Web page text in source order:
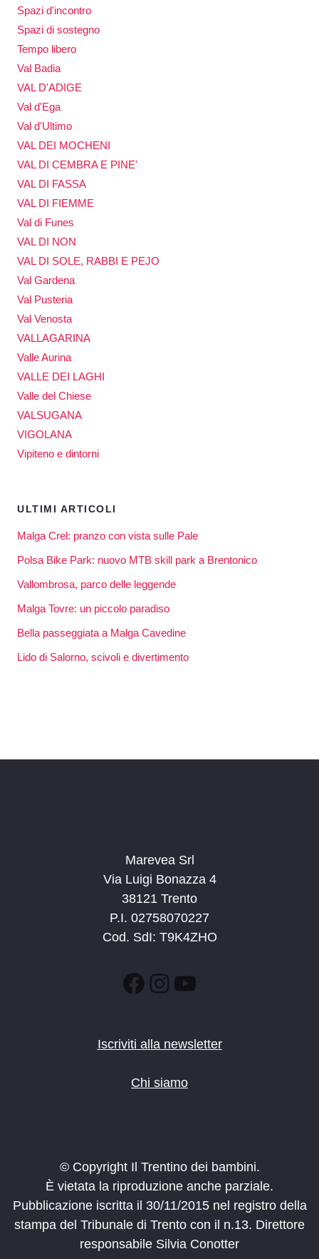
Spazi d'incontro
Spazi di sostegno
Tempo libero
Val Badia
VAL D'ADIGE
Val d'Ega
Val d'Ultimo
VAL DEI MOCHENI
VAL DI CEMBRA E PINE'
VAL DI FASSA
VAL DI FIEMME
Val di Funes
VAL DI NON
VAL DI SOLE, RABBI E PEJO
Val Gardena
Val Pusteria
Val Venosta
VALLAGARINA
Valle Aurina
VALLE DEI LAGHI
Valle del Chiese
VALSUGANA
VIGOLANA
Vipiteno e dintorni
ULTIMI ARTICOLI
Malga Crel: pranzo con vista sulle Pale
Polsa Bike Park: nuovo MTB skill park a Brentonico
Vallombrosa, parco delle leggende
Malga Tovre: un piccolo paradiso
Bella passeggiata a Malga Cavedine
Lido di Salorno, scivoli e divertimento
Marevea Srl
Via Luigi Bonazza 4
38121 Trento
P.I. 02758070227
Cod. SdI: T9K4ZHO
Facebook
Instagram
YouTube
Iscriviti alla newsletter
Chi siamo
© Copyright Il Trentino dei bambini.
È vietata la riproduzione anche parziale.
Pubblicazione iscritta il 30/11/2015 nel registro della
stampa del Tribunale di Trento con il n.13. Direttore
responsabile Silvia Conotter